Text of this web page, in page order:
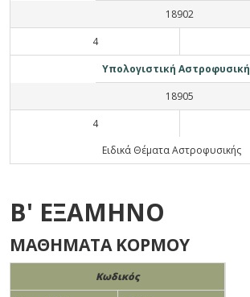
18902
4
Υπολογιστική Αστροφυσική
18905
4
Ειδικά Θέματα Αστροφυσικής
Β' ΕΞΑΜΗΝΟ
ΜΑΘΗΜΑΤΑ ΚΟΡΜΟΥ
Κωδικός